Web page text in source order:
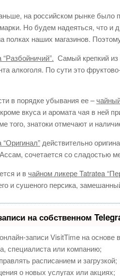
на российском рынке было
Но будем надеяться, что и
полках наших магазинов.
Самый крепкий
алкоголя. По сути это
в порядке убывания ее –
вкуса и аромата чая в ней
того, знатоки отмечают и
действительно
сочетается со сладостью
и в чайном ликере Tatratea
и сушеного персика,
на собственном
записи VisitTime на основе
специалиста или компанию;
расписанием и загрузкой;
о новых услугах или акциях;